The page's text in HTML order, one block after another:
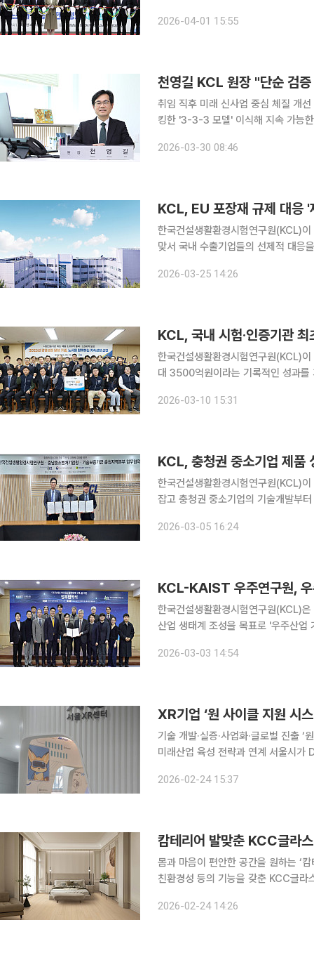
조합과 함께 경남 밀양 나노융합 국
2026-04-01 15:55
취임 직후 미래 신사업 중심 체질 개
킹한 '3-3-3 모델' 이식해 지속 가능
성 플랫폼 기관'으로 도약하고자 합니
2026-03-30 08:46
KCL, EU 포장재 규제 대응 '
한국건설생활환경시험연구원(KCL)
맞서 국내 수출기업들의 선제적 대응을
2026-03-25 14:26
KCL, 국내 시험·인증기관
한국건설생활환경시험연구원(KCL)
대 3500억원이라는 기록적인 성과를 거뒀다. KCL은 10일 서초 행정동에서
영준 노동조합 지부장을 비롯한 주요
2026-03-10 15:31
KCL, 충청권 중소기업 제품
한국건설생활환경시험연구원(KCL)
잡고 충청권 중소기업의 기술개발부
역본부와 충청권 중소기업 기술 지원
2026-03-05 16:24
KCL-KAIST 우주연구원, 우
한국건설생활환경시험연구원(KCL)
산업 생태계 조성을 목표로 '우주산
주연구원의 우주기술 연구개발(R&D)
2026-03-03 14:54
XR기업 ‘원 사이클 지원 시
기술 개발·실증·사업화·글로벌 진출
미래산업 육성 전략과 연계 서울시가 DMC(디지털미디어시티)를 중심으로 XR(확장현실)산업의 개
2026-02-24 15:37
캄테리어 발맞춘 KCC글라
몸과 마음이 편안한 공간을 원하는 ‘
친환경성 등의 기능을 갖춘 KCC글라
특히 한국 주거 문화에 최적화된
2026-02-24 14:26